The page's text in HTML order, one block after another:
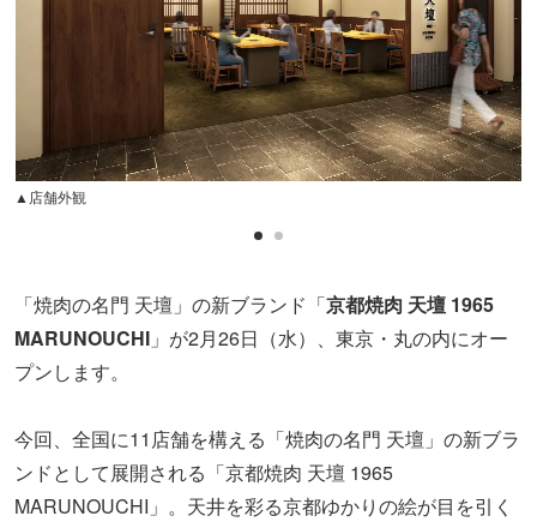
▲店舗外観
「焼肉の名門 天壇」の新ブランド「京都焼肉 天壇 1965
MARUNOUCHI 」が2月26日（水）、東京・丸の内にオー
プンします。
今回、全国に11店舗を構える「焼肉の名門 天壇」の新ブラ
ンドとして展開される「京都焼肉 天壇 1965
MARUNOUCHI」。天井を彩る京都ゆかりの絵が目を引く